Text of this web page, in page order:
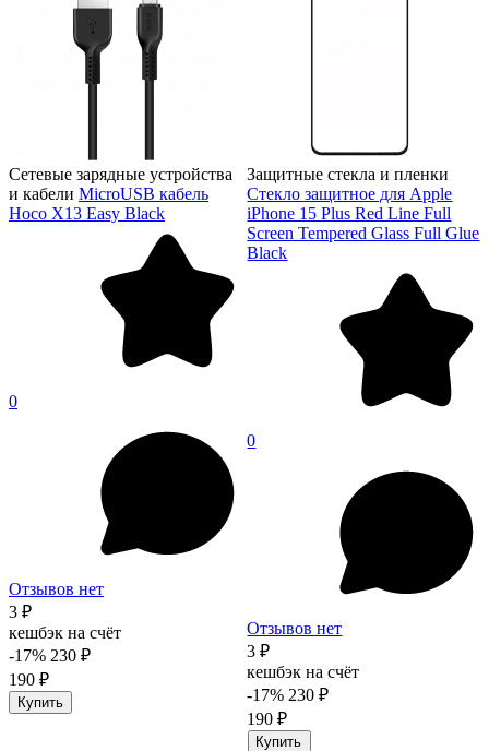
Сетевые зарядные устройства
и кабели MicroUSB кабель
Hoco X13 Easy Black
0
Отзывов нет
3 ₽
кешбэк на счёт
-17% 230 ₽
190 ₽
Купить
Защитные стекла и пленки
Стекло защитное для Apple
iPhone 15 Plus Red Line Full
Screen Tempered Glass Full Glue
Black
0
Отзывов нет
3 ₽
кешбэк на счёт
-17% 230 ₽
190 ₽
Купить